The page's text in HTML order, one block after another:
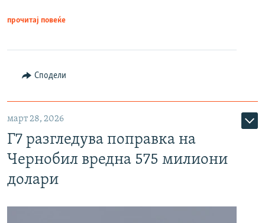
прочитај повеќе
Сподели
март 28, 2026
Г7 разгледува поправка на
Чернобил вредна 575 милиони
долари